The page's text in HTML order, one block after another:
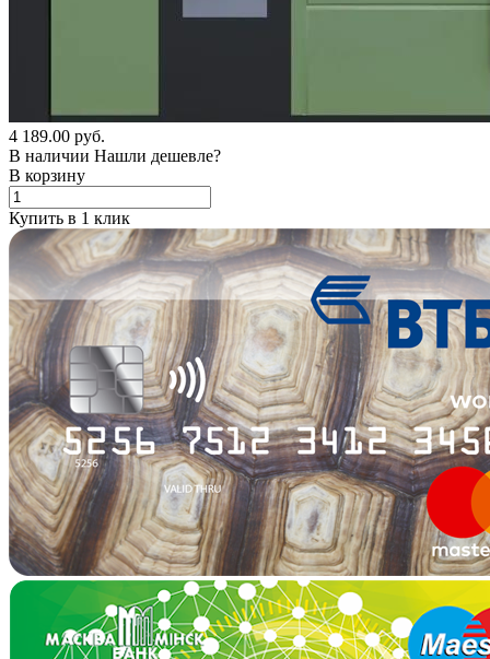
4 189.00 руб.
В наличии Нашли дешевле?
В корзину
Купить в 1 клик